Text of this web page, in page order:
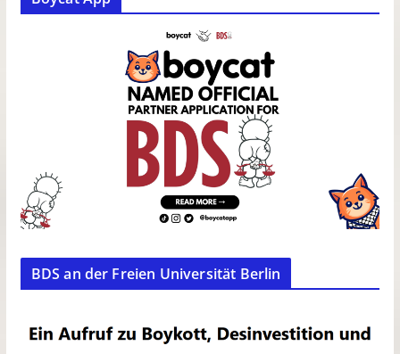
BDS an der Freien Universität Berlin